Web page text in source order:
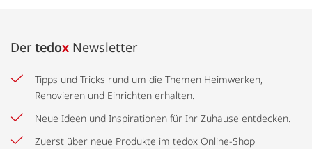
Der tedox Newsletter
Tipps und Tricks rund um die Themen Heimwerken,
Renovieren und Einrichten erhalten.
Neue Ideen und Inspirationen für Ihr Zuhause entdecken.
Zuerst über neue Produkte im tedox Online-Shop